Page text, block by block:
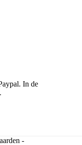
In de
-